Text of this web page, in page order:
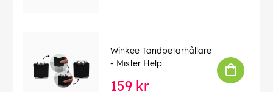
Winkee Tandpetarhållare
- Mister Help
159 kr